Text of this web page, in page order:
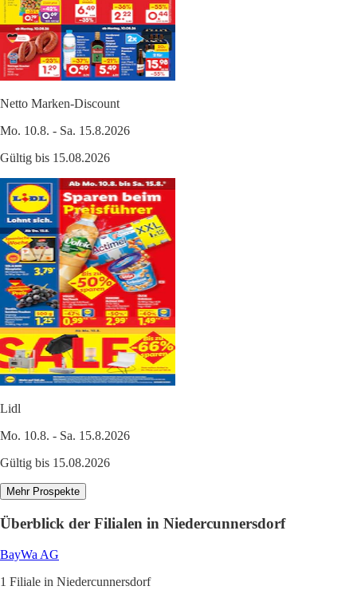
Netto Marken-Discount
Mo. 10.8. - Sa. 15.8.2026
Gültig bis 15.08.2026
Lidl
Mo. 10.8. - Sa. 15.8.2026
Gültig bis 15.08.2026
Mehr Prospekte
Überblick der Filialen in Niedercunnersdorf
BayWa AG
1 Filiale in Niedercunnersdorf